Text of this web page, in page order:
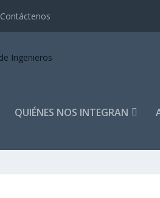
Contáctenos
QUIÉNES NOS INTEGRAN